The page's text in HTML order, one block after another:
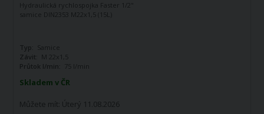
Skladem v ČR
Můžete mít: Úterý 11.08.2026
Hydraulická rychlospojka Faster 1/2"
samice DIN2353 M22x1,5 (15L)
Typ:
Samice
Závit: M 22x1,5
Průtok l/min:
75 l/min